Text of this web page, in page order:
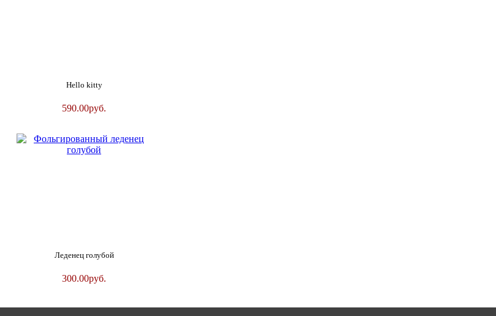
Hello kitty
590.00руб.
Леденец голубой
300.00руб.